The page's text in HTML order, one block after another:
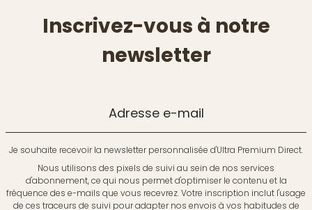
Inscrivez-vous à notre
newsletter
Adresse e-mail
Je souhaite recevoir la newsletter personnalisée d'Ultra Premium Direct.
Nous utilisons des pixels de suivi au sein de nos services
d'abonnement, ce qui nous permet d'optimiser le contenu et la
fréquence des e-mails que vous recevrez. Votre inscription inclut l'usage
de ces traceurs de suivi pour adapter nos envois à vos habitudes de